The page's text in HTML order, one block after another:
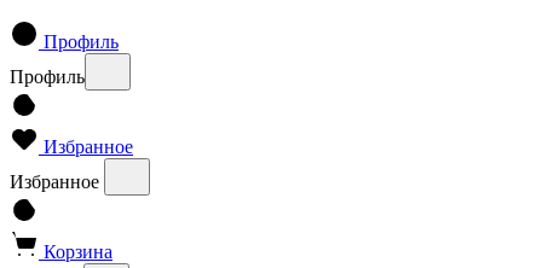
Профиль
Профиль
Избранное
Избранное
Корзина